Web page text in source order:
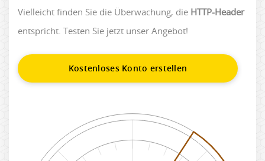
Vielleicht finden Sie die Überwachung, die HTTP-Header
entspricht. Testen Sie jetzt unser Angebot!
Kostenloses Konto erstellen